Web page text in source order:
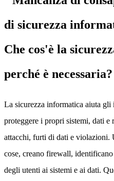
Che cos'è la
perché è necessaria?
La sicurezza informatica aiuta
proteggere i propri sistemi, dati e
attacchi, furti di dati e violazioni.
cose, creano firewall,
degli utenti ai sistemi e ai dati.